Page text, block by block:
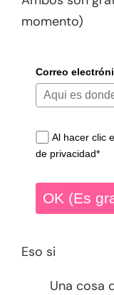
momento)
Correo
Al hacer clic
de privacidad*
OK (Es
Eso si
Una cosa